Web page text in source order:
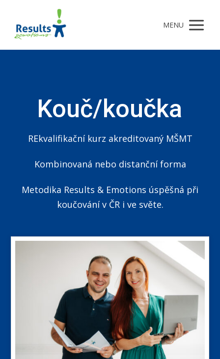
MENU
Kouč/koučka
REkvalifikační kurz akreditovaný MŠMT
Kombinovaná nebo distanční forma
Metodika Results & Emotions úspěšná při
koučování v ČR i ve světe.